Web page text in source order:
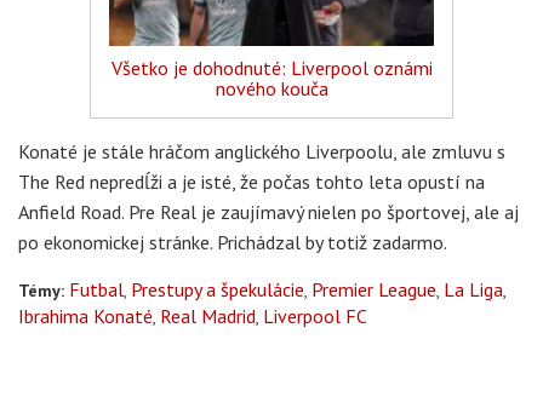
Všetko je dohodnuté: Liverpool oznámi
nového kouča
Konaté je stále hráčom anglického Liverpoolu, ale zmluvu s
The Red nepredĺži a je isté, že počas tohto leta opustí na
Anfield Road. Pre Real je zaujímavý nielen po športovej, ale aj
po ekonomickej stránke. Prichádzal by totiž zadarmo.
Témy: Futbal Prestupy a špekulácie Premier League La Liga
Ibrahima Konaté Real Madrid Liverpool FC